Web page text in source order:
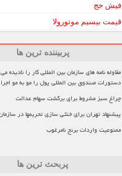
فیش حج
قیمت بیسیم موتورولا
پربیننده ترین ها
مقاوله نامه های سازمان بین المللی کار را نادیده
دستورات صندوق بین المللی پول را مو به مو
چراغ سبز مشروط برای برگشت سهام عدالت
پیشنهاد تهران برای خنثی سازی تحریمها در
ممنوعیت واردات برنج نامرغوب
پربحث ترین ها